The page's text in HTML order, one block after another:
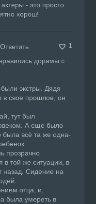
- это просто
хорош!
Ответить
1
дорамы с
экстры. Дядя
в свое прошлое, он
тут был
А еще было
была всё та же одна-
прозрачно
в той же ситуации, в
назад. Сидение на
отца, и,
была умереть в